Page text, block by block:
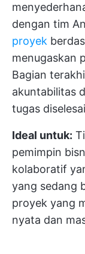
dengan tim
proyek
menugaskan
Bagian
akuntabilitas
tugas
Ideal untuk:
pemimpin
kolaboratif
yang sedang
proyek yang
nyata dan